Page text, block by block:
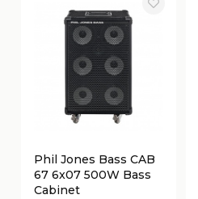
Phil Jones Bass CAB
67 6x07 500W Bass
Cabinet